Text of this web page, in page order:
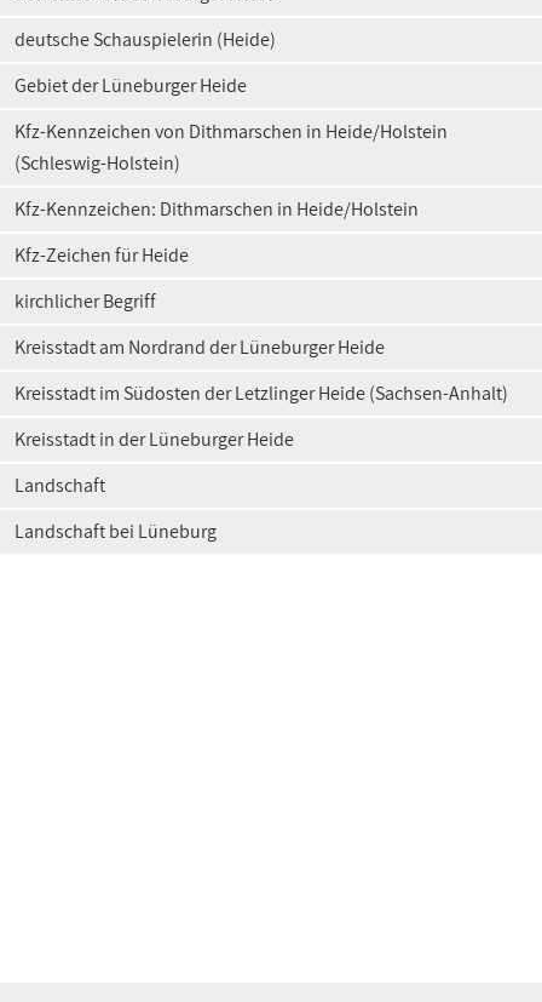
deutsche Schauspielerin (Heide)
Gebiet der Lüneburger Heide
Kfz-Kennzeichen von Dithmarschen in Heide/Holstein
(Schleswig-Holstein)
Kfz-Kennzeichen: Dithmarschen in Heide/Holstein
Kfz-Zeichen für Heide
kirchlicher Begriff
Kreisstadt am Nordrand der Lüneburger Heide
Kreisstadt im Südosten der Letzlinger Heide (Sachsen-Anhalt)
Kreisstadt in der Lüneburger Heide
Landschaft
Landschaft bei Lüneburg